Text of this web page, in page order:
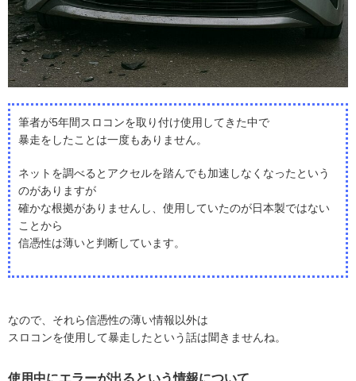
筆者が5年間スロコンを取り付け使用してきた中で
暴走をしたことは一度もありません。
ネットを調べるとアクセルを踏んでも加速しなくなったという
のがありますが
確かな根拠がありませんし、使用していたのが日本製ではない
ことから
信憑性は薄いと判断しています。
なので、それら信憑性の薄い情報以外は
スロコンを使用して暴走したという話は聞きませんね。
使用中にエラーが出るという情報について